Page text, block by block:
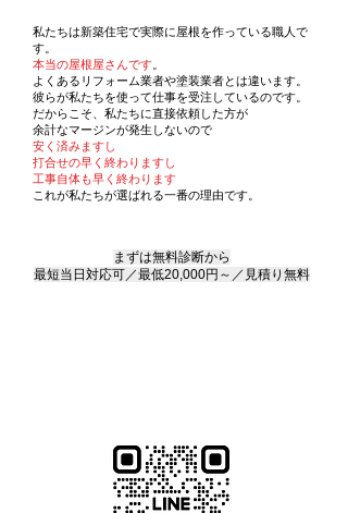
私たちは新築住宅で実際に屋根を作っている職人で
す。
本当の屋根屋さんです。
よくあるリフォーム業者や塗装業者とは違います。​
彼らが私たちを使って仕事を受注しているのです。
だからこそ、私たちに直接依頼した方が
余計なマージンが発生しないので
安く済みますし
打合せの早く終わりますし
工事自体も早く終わります
​これが私たちが選ばれる一番の理由です。
まずは無料診断から
最短当日対応可／最低20,000円～／見積り無料